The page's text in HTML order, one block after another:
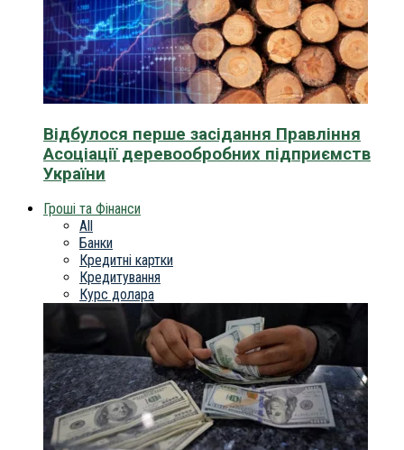
Відбулося перше засідання Правління
Асоціації деревообробних підприємств
України
Гроші та Фінанси
All
Банки
Кредитні картки
Кредитування
Курс долара